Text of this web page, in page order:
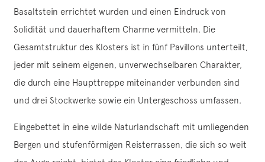
Basaltstein errichtet wurden und einen Eindruck von
Solidität und dauerhaftem Charme vermitteln. Die
Gesamtstruktur des Klosters ist in fünf Pavillons unterteilt,
jeder mit seinem eigenen, unverwechselbaren Charakter,
die durch eine Haupttreppe miteinander verbunden sind
und drei Stockwerke sowie ein Untergeschoss umfassen.
Eingebettet in eine wilde Naturlandschaft mit umliegenden
Bergen und stufenförmigen Reisterrassen, die sich so weit